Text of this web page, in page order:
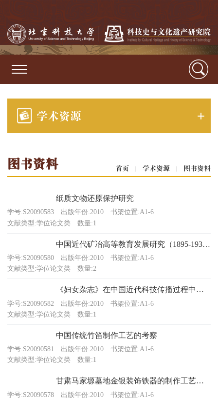
学术资源
首页 | 学术资源 | 图书资料
图书资料
纸质文物还原保护研究
学号:S20090583 出版年份:2010
书架位置:A1-6
文献类型:学位论文类
数量:1
中国近代矿冶高等教育发展研究（1895-1937）
学号:S20090580 出版年份:2010
书架位置:A1-6
文献类型:学位论文类
数量:2
《妇女杂志》在中国近代科技传播过程中的影响
学号:S20090582 出版年份:2010
书架位置:A1-6
文献类型:学位论文类
数量:1
中国传统竹笛制作工艺的考察
学号:S20090581 出版年份:2010
书架位置:A1-6
文献类型:学位论文类
数量:1
甘肃马家塬墓地金银装饰铁器的制作工艺及保护研究
学号:S20090578 出版年份:2010
书架位置:A1-6